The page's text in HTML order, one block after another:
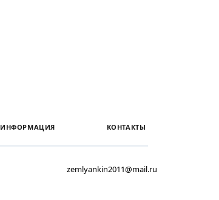
ИНФОРМАЦИЯ КОНТАКТЫ
zemlyankin2011@mail.ru